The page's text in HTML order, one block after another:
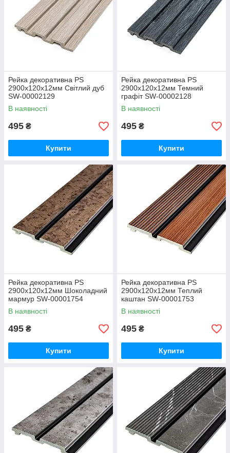
Рейка декоративна PS
2900х120х12мм Світлий дуб
SW-00002129
В наявності
495 ₴
Купити
Рейка декоративна PS
2900х120х12мм Темний
графіт SW-00002128
В наявності
495 ₴
Купити
Рейка декоративна PS
2900х120х12мм Шоколадний
мармур SW-00001754
В наявності
495 ₴
Купити
Рейка декоративна PS
2900х120х12мм Теплий
каштан SW-00001753
В наявності
495 ₴
Купити